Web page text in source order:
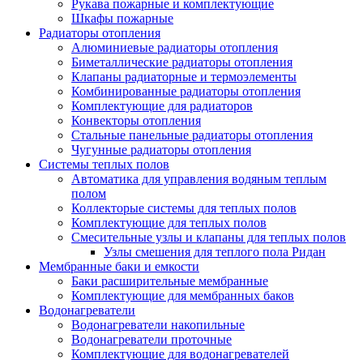
Рукава пожарные и комплектующие
Шкафы пожарные
Радиаторы отопления
Алюминиевые радиаторы отопления
Биметаллические радиаторы отопления
Клапаны радиаторные и термоэлементы
Комбинированные радиаторы отопления
Комплектующие для радиаторов
Конвекторы отопления
Стальные панельные радиаторы отопления
Чугунные радиаторы отопления
Системы теплых полов
Автоматика для управления водяным теплым
полом
Коллекторые системы для теплых полов
Комплектующие для теплых полов
Смесительные узлы и клапаны для теплых полов
Узлы смешения для теплого пола Ридан
Мембранные баки и емкости
Баки расширительные мембранные
Комплектующие для мембранных баков
Водонагреватели
Водонагреватели накопильные
Водонагреватели проточные
Комплектующие для водонагревателей